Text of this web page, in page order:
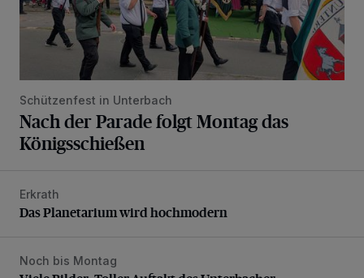
Schützenfest in Unterbach
Nach der Parade folgt Montag das
Königsschießen
Das Planetarium wird hochmodern
Erkrath
Das Planetarium wird hochmodern
Viele Bilder: Toller Auftakt des Unterbacher
Noch bis Montag